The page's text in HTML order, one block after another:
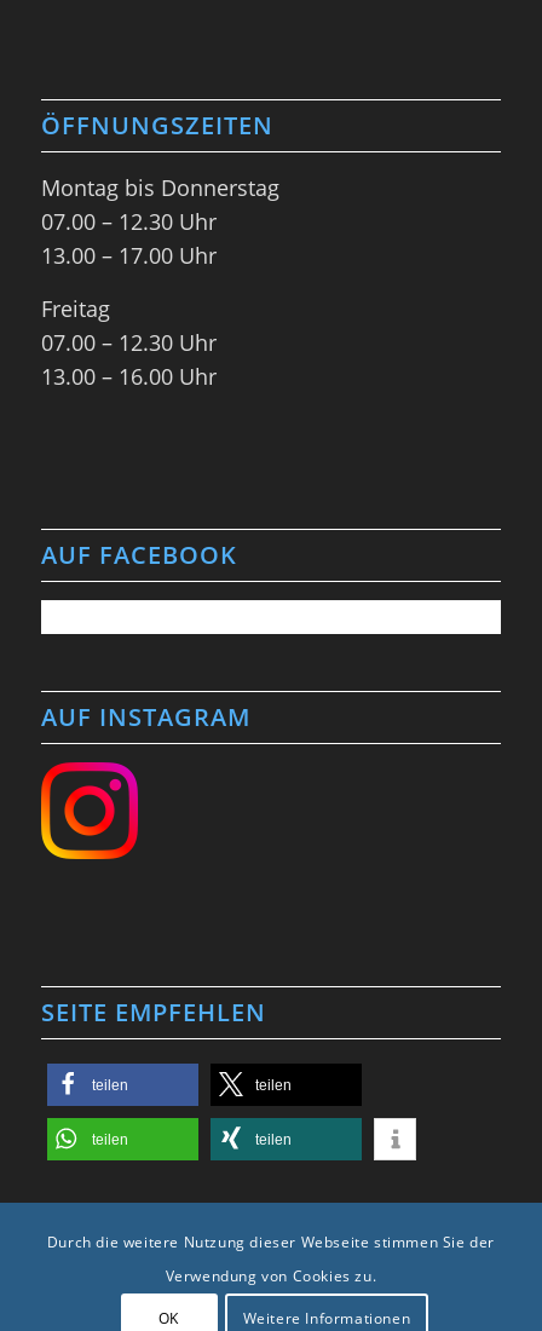
ÖFFNUNGSZEITEN
Montag bis Donnerstag
07.00 – 12.30 Uhr
13.00 – 17.00 Uhr
Freitag
07.00 – 12.30 Uhr
13.00 – 16.00 Uhr
AUF FACEBOOK
AUF INSTAGRAM
SEITE EMPFEHLEN
teilen teilen
teilen teilen
2025 © Copyright -Karosseriebau Krüger| Webdesign, Photo & Video by
Durch die weitere Nutzung dieser Webseite stimmen Sie der
Verwendung von Cookies zu.
OK Weitere Informationen